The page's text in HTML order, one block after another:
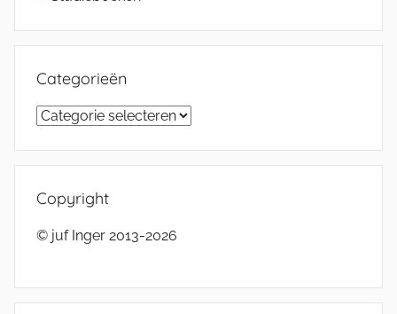
Categorieën
Categorieën
Copyright
© juf Inger 2013-2026